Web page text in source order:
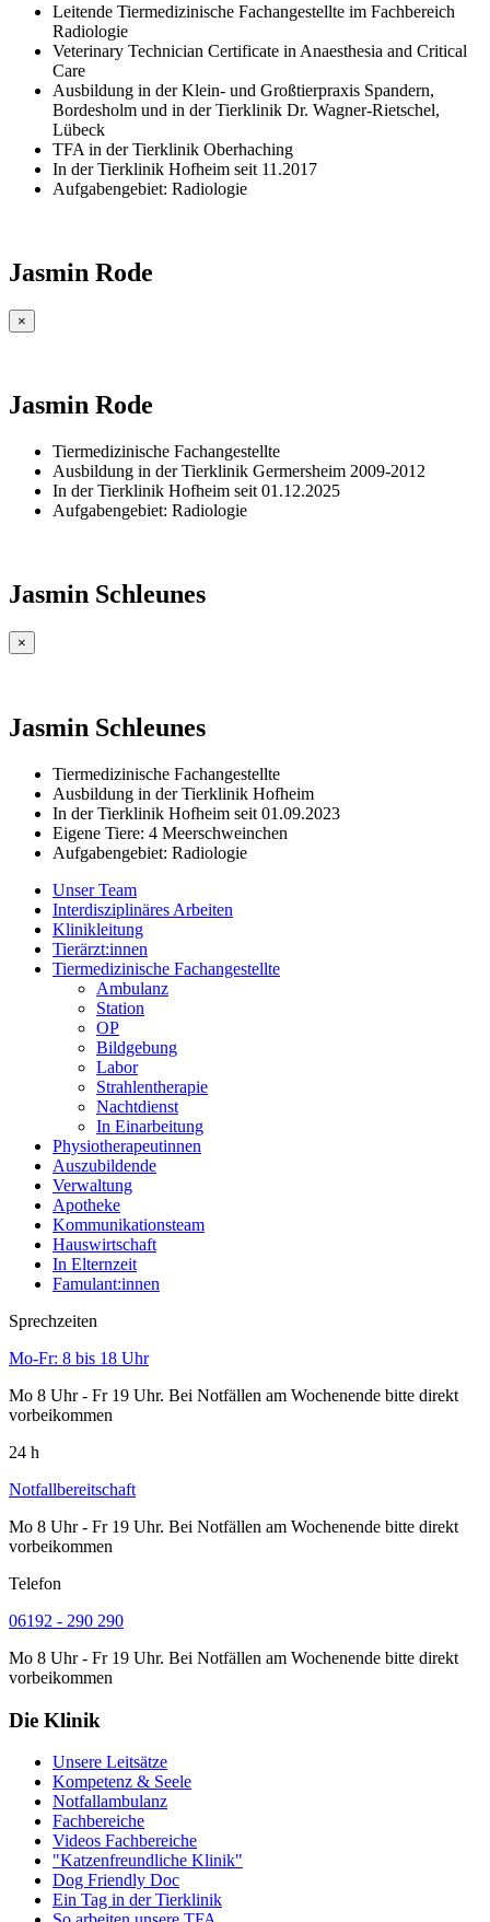
Leitende Tiermedizinische Fachangestellte im Fachbereich
Radiologie
Veterinary Technician Certificate in Anaesthesia and Critical
Care
Ausbildung in der Klein- und Großtierpraxis Spandern,
Bordesholm und in der Tierklinik Dr. Wagner-Rietschel,
Lübeck
TFA in der Tierklinik Oberhaching
In der Tierklinik Hofheim seit 11.2017
Aufgabengebiet: Radiologie
Jasmin Rode
×
Jasmin Rode
Tiermedizinische Fachangestellte
Ausbildung in der Tierklinik Germersheim 2009-2012
In der Tierklinik Hofheim seit 01.12.2025
Aufgabengebiet: Radiologie
Jasmin Schleunes
×
Jasmin Schleunes
Tiermedizinische Fachangestellte
Ausbildung in der Tierklinik Hofheim
In der Tierklinik Hofheim seit 01.09.2023
Eigene Tiere: 4 Meerschweinchen
Aufgabengebiet: Radiologie
Unser Team
Interdisziplinäres Arbeiten
Klinikleitung
Tierärzt:innen
Tiermedizinische Fachangestellte
Ambulanz
Station
OP
Bildgebung
Labor
Strahlentherapie
Nachtdienst
In Einarbeitung
Physiotherapeutinnen
Auszubildende
Verwaltung
Apotheke
Kommunikationsteam
Hauswirtschaft
In Elternzeit
Famulant:innen
Sprechzeiten
Mo-Fr: 8 bis 18 Uhr
Mo 8 Uhr - Fr 19 Uhr. Bei Notfällen am Wochenende bitte direkt
vorbeikommen
24 h
Notfallbereitschaft
Mo 8 Uhr - Fr 19 Uhr. Bei Notfällen am Wochenende bitte direkt
vorbeikommen
Telefon
06192 - 290 290
Mo 8 Uhr - Fr 19 Uhr. Bei Notfällen am Wochenende bitte direkt
vorbeikommen
Die Klinik
Unsere Leitsätze
Kompetenz & Seele
Notfallambulanz
Fachbereiche
Videos Fachbereiche
"Katzenfreundliche Klinik"
Dog Friendly Doc
Ein Tag in der Tierklinik